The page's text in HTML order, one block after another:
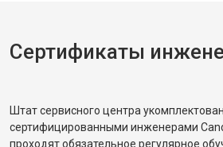
Сертификаты
Штат сервисного центра
сертифицированными инженерами
проходят обязательное регулярное